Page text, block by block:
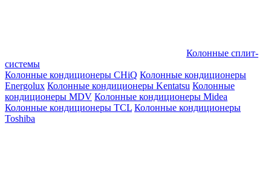
Колонные сплит-
системы
Колонные кондиционеры CHiQ Колонные кондиционеры
Energolux Колонные кондиционеры Kentatsu Колонные
кондиционеры MDV Колонные кондиционеры Midea
Колонные кондиционеры TCL Колонные кондиционеры
Toshiba